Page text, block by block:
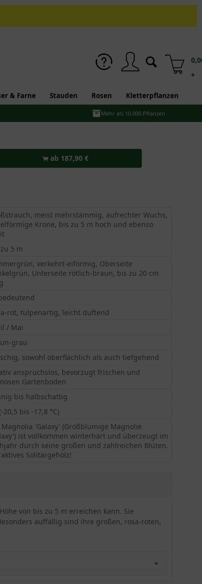
*
& Farne Stauden Rosen Kletterpflanzen
Mehr als 10.000 Pflanzen
ab 187,90 €
meist mehrstämmig, aufrechter Wuchs,
Krone, bis zu 5 m hoch und ebenso
5 m
verkehrt-eiförmig, Oberseite
Unterseite rötlich-braun, bis zu 20 cm
rot, tulpenartig, leicht duftend
/ Mai
grau
sowohl oberflächlich als auch tiefgehend
anspruchslos, bevorzugt frischen und
Gartenboden
bis halbschattig
20,5 bis -17,8 °C)
Magnolia 'Galaxy' (Großblumige Magnolie
ist vollkommen winterhart und überzeugt im
durch seine großen und zahlreichen Blüten.
Solitärgehölz!
von bis zu 5 m erreichen kann. Sie
auffällig sind ihre großen, rosa-roten,